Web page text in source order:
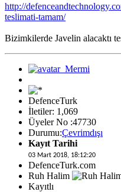
http://
teslimati-tamam/
Bizimkilerde Javelin alacaktı
DefenceTurk
İletiler: 1,069
Üyeler No :47730
Durumu:Çevrimdışı
Kayıt Tarihi
03 Mart 2018, 18:12:20
DefenceTurk.com
Ruh Halim
Kayıtlı